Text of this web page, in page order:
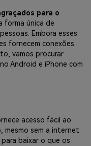
para o
forma única de
Embora esses
fornecem conexões
vamos procurar
Android e iPhone com
acesso fácil ao
sem a internet.
baixar o que os